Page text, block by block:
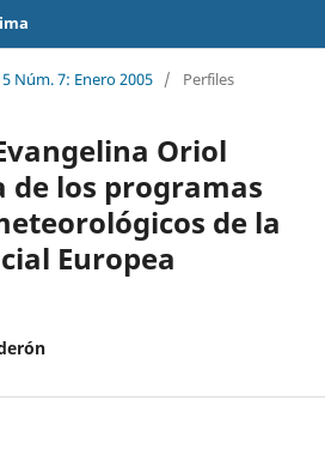
Núm. 7: Enero 2005 / Perfiles
Oriol
de los programas
de la
Europea